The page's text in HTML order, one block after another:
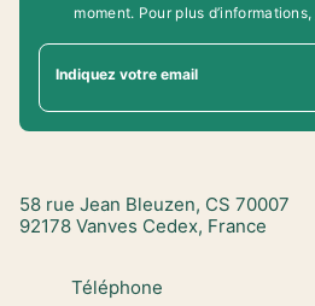
moment. Pour plus d’informations,
Indiquez votre email
58 rue Jean Bleuzen, CS 70007
92178 Vanves Cedex, France
Téléphone